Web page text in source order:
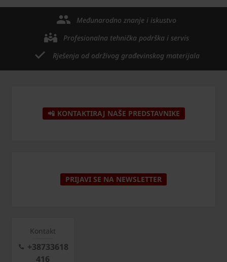
Međunarodno znanje i iskustvo
Profesionalna tehnička podrška i servis
Rješenja od održivog građevinskog materijala
📲 KONTAKTIRAJ NAŠE PREDSTAVNIKE
PRIJAVI SE NA NEWSLETTER
Kontakt
+38733618
416